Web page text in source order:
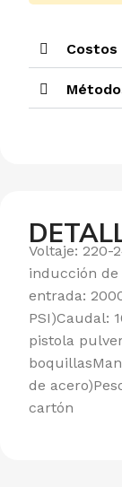
Costos
Voltaje: 220-
inducción
entrada:
PSI)Caudal:
pistola
de
cartón